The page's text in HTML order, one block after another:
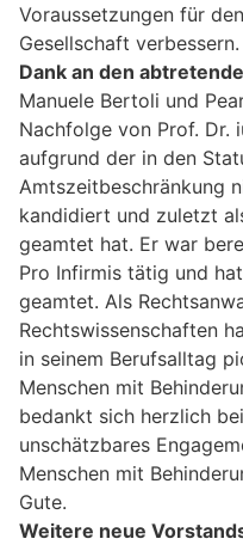
Voraussetzungen für
Gesellschaft verbessern.
Dank an den
Manuele Bertoli und
Nachfolge von Prof. Dr.
aufgrund der in den
Amtszeitbeschränkung
kandidiert und zuletzt
geamtet hat. Er war
Pro Infirmis tätig und
geamtet. Als
Rechtswissenschaften
in seinem Berufsalltag
Menschen mit
bedankt sich herzlich
unschätzbares
Menschen mit
Gute.
Weitere neue